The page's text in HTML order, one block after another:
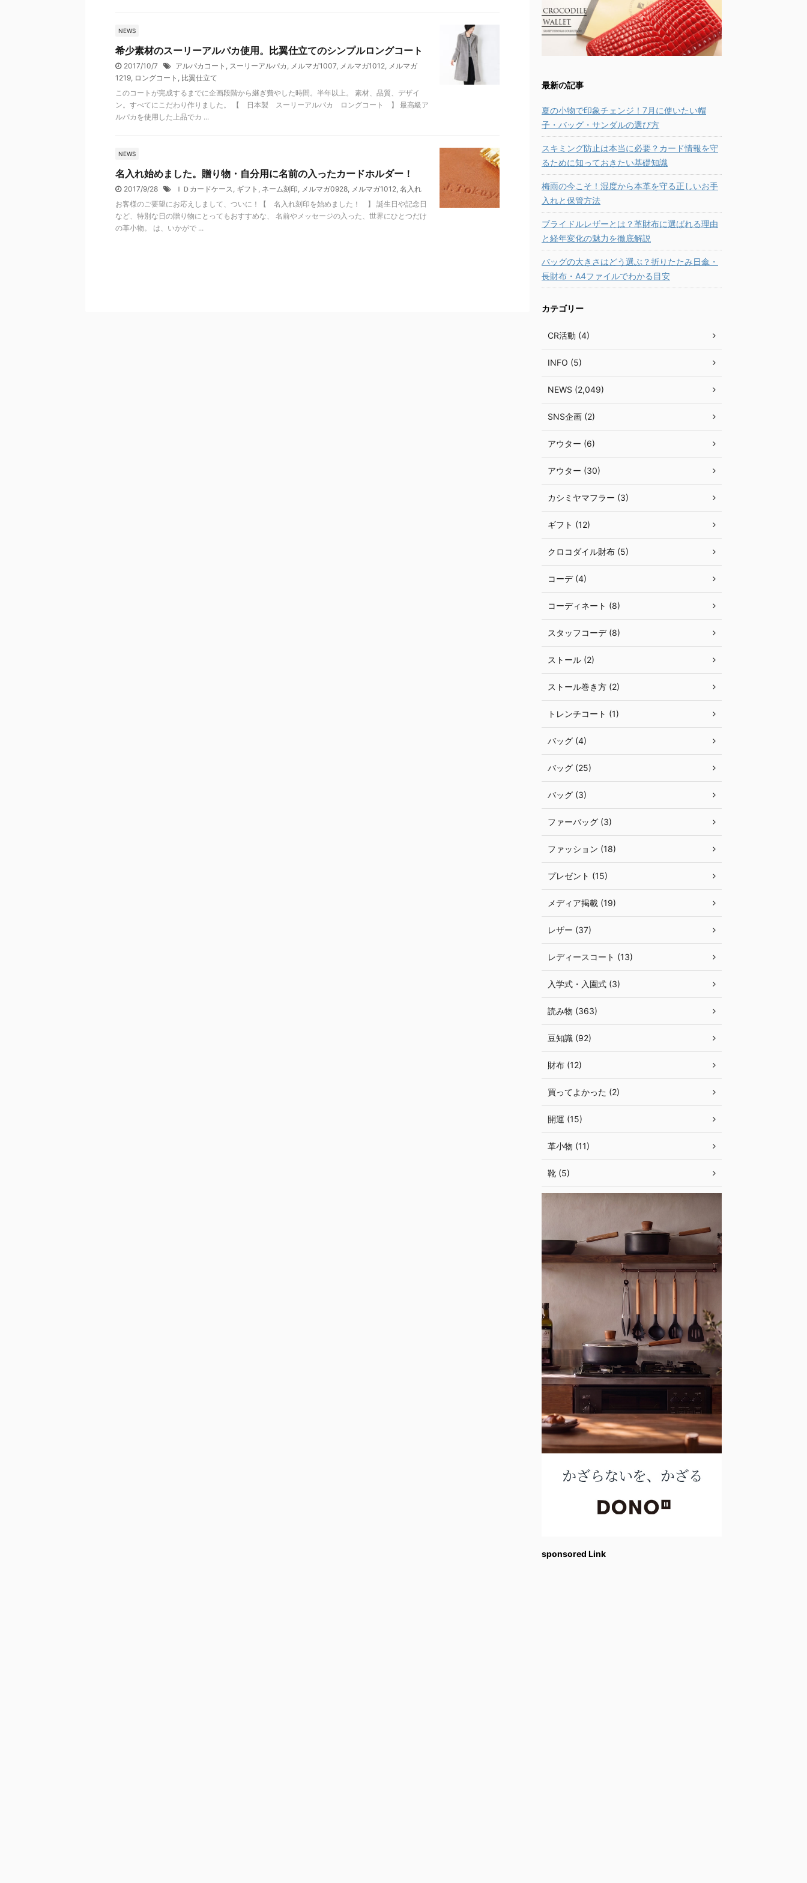
NEWS
希少素材のスーリーアルパカ使用。比翼仕立てのシンプルロングコート
2017/10/7 アルパカコート , スーリーアルパカ , メルマガ1007, メルマガ1012, メルマガ
1219, ロングコート , 比翼仕立て
このコートが完成するまでに企画段階から継ぎ費やした時間。半年以上。 素材、品質、デザイ
ン。すべてにこだわり作りました。 【 日本製 スーリーアルパカ ロングコート 】 最高級ア
ルパカを使用した上品でカ ...
NEWS
名入れ始めました。贈り物・自分用に名前の入ったカードホルダー！
2017/9/28 ＩＤカードケース, ギフト , ネーム刻印, メルマガ0928, メルマガ1012, 名入れ
お客様のご要望にお応えしまして、ついに！【 名入れ刻印を始めました！ 】 誕生日や記念日
など、特別な日の贈り物にとってもおすすめな、 名前やメッセージの入った、世界にひとつだけ
の革小物。 は、いかがで ...
最新の記事
夏の小物で印象チェンジ！7月に使いたい帽
子・バッグ・サンダルの選び方
スキミング防止は本当に必要？カード情報を守
るために知っておきたい基礎知識
梅雨の今こそ！湿度から本革を守る正しいお手
入れと保管方法
ブライドルレザーとは？革財布に選ばれる理由
と経年変化の魅力を徹底解説
バッグの大きさはどう選ぶ？折りたたみ日傘・
長財布・A4ファイルでわかる目安
カテゴリー
CR活動 (4)
INFO (5)
NEWS (2,049)
SNS企画 (2)
アウター (6)
アウター (30)
カシミヤマフラー (3)
ギフト (12)
クロコダイル財布 (5)
コーデ (4)
コーディネート (8)
スタッフコーデ (8)
ストール (2)
ストール巻き方 (2)
トレンチコート (1)
バッグ (4)
バッグ (25)
バッグ (3)
ファーバッグ (3)
ファッション (18)
プレゼント (15)
メディア掲載 (19)
レザー (37)
レディースコート (13)
入学式・入園式 (3)
読み物 (363)
豆知識 (92)
財布 (12)
買ってよかった (2)
開運 (15)
革小物 (11)
靴 (5)
sponsored Link